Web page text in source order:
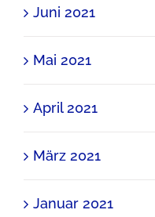
Juni 2021
Mai 2021
April 2021
März 2021
Januar 2021